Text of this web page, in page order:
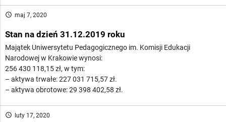
access_time maj 7, 2020
Stan na dzień 31.12.2019 roku
Majątek Uniwersytetu Pedagogicznego im. Komisji Edukacji
Narodowej w Krakowie wynosi:
256 430 118,15 zł, w tym:
– aktywa trwałe: 227 031 715,57 zł.
– aktywa obrotowe: 29 398 402,58 zł.
access_time luty 17, 2020